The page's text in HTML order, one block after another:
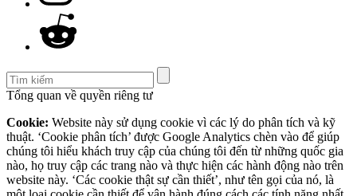
Tổng quan về quyền riêng tư
Cookie: Website này sử dụng cookie vì các lý do phân tích và kỹ
thuật. ‘Cookie phân tích’ được Google Analytics chèn vào để giúp
chúng tôi hiểu khách truy cập của chúng tôi đến từ những quốc gia
nào, họ truy cập các trang nào và thực hiện các hành động nào trên
website này. ‘Các cookie thật sự cần thiết’, như tên gọi của nó, là